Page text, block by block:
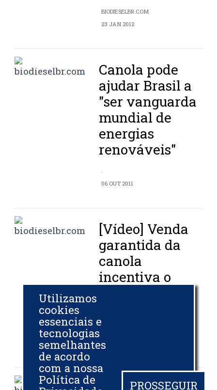
BIODIESELBR.COM
23 JAN 2012
Canola pode
ajudar Brasil a
"ser vanguarda
mundial de
energias
renováveis"
.
06 OUT 2011
[Vídeo] Venda
garantida da
canola
incentiva o
05 OUT 2011
Utilizamos
cookies
essenciais e
tecnologias
semelhantes
de acordo
com a nossa
Política de
PROSSEGUIR